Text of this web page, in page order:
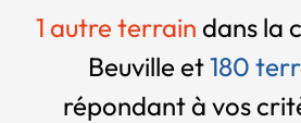
1 autre terrain dans la
Beuville et180
répondant à vos